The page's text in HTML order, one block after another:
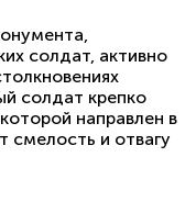
солдат, активно
солдат крепко
направлен в
смелость и отвагу